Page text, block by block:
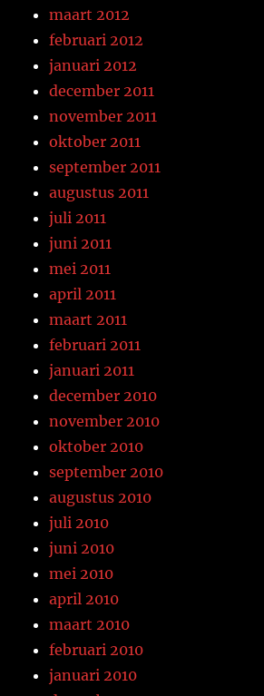
maart 2012
februari 2012
januari 2012
december 2011
november 2011
oktober 2011
september 2011
augustus 2011
juli 2011
juni 2011
mei 2011
april 2011
maart 2011
februari 2011
januari 2011
december 2010
november 2010
oktober 2010
september 2010
augustus 2010
juli 2010
juni 2010
mei 2010
april 2010
maart 2010
februari 2010
januari 2010